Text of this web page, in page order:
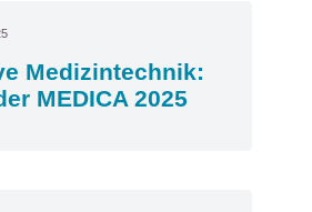
Medizintechnik:
MEDICA 2025